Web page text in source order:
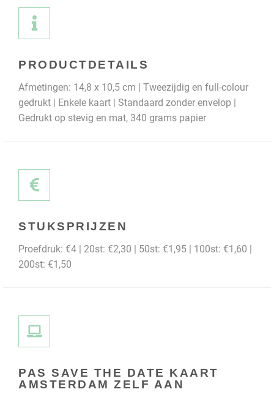
PRODUCTDETAILS
Afmetingen: 14,8 x 10,5 cm | Tweezijdig en full-colour
gedrukt | Enkele kaart | Standaard zonder envelop |
Gedrukt op stevig en mat, 340 grams papier
STUKSPRIJZEN
Proefdruk: €4 | 20st: €2,30 | 50st: €1,95 | 100st: €1,60 |
200st: €1,50
PAS SAVE THE DATE KAART
AMSTERDAM ZELF AAN